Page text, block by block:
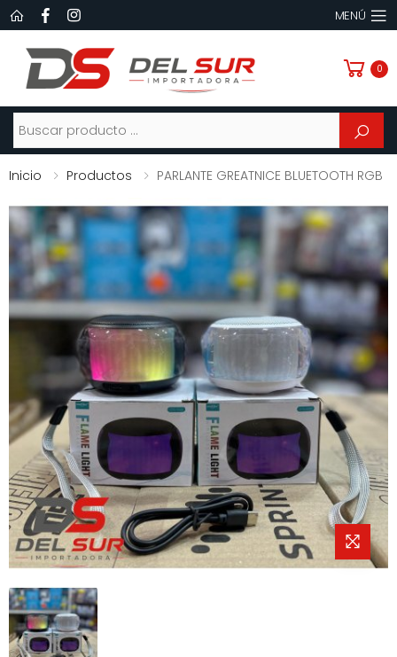
MENÚ
0
Buscar
Inicio Productos PARLANTE GREATNICE BLUETOOTH RGB